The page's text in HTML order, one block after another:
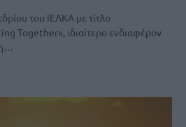
του ΙΕΛΚΑ με τίτλο
Together», ιδιαίτερο ενδιαφέρον